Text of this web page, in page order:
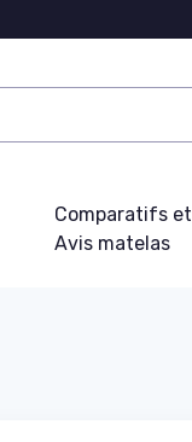
Comparatifs et
Avis matelas